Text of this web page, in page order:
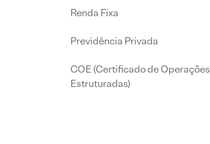
Renda Fixa
Previdência Privada
COE (Certificado de Operações
Estruturadas)